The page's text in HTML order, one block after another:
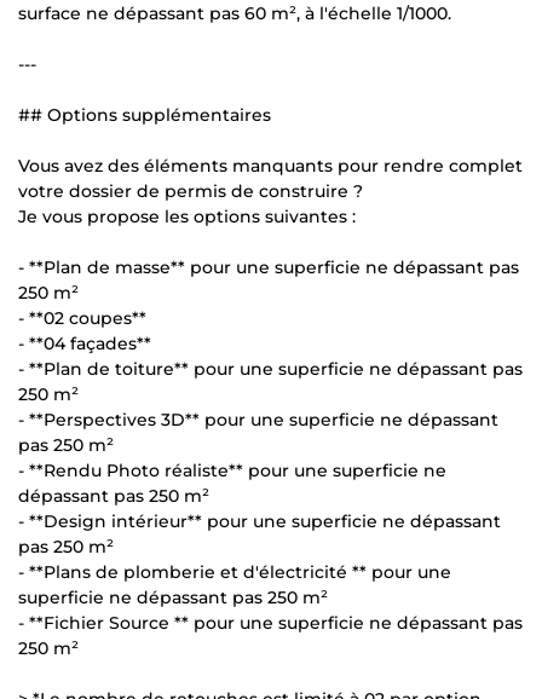
surface ne dépassant pas 60 m², à l'échelle 1/1000.
---
## Options supplémentaires
Vous avez des éléments manquants pour rendre complet
votre dossier de permis de construire ?
Je vous propose les options suivantes :
- **Plan de masse** pour une superficie ne dépassant pas
250 m²
- **02 coupes**
- **04 façades**
- **Plan de toiture** pour une superficie ne dépassant pas
250 m²
- **Perspectives 3D** pour une superficie ne dépassant
pas 250 m²
- **Rendu Photo réaliste** pour une superficie ne
dépassant pas 250 m²
- **Design intérieur** pour une superficie ne dépassant
pas 250 m²
- **Plans de plomberie et d'électricité ** pour une
superficie ne dépassant pas 250 m²
- **Fichier Source ** pour une superficie ne dépassant pas
250 m²